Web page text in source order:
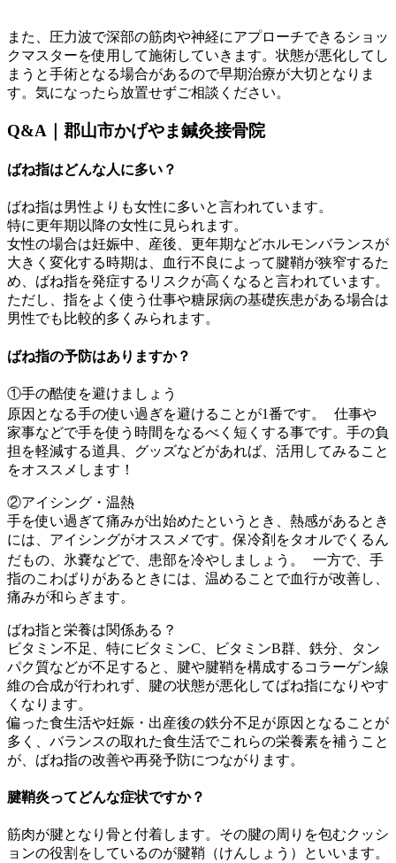
また、圧力波で深部の筋肉や神経にアプローチできるショッ
クマスターを使用して施術していきます。状態が悪化してし
まうと手術となる場合があるので早期治療が大切となりま
す。気になったら放置せずご相談ください。
Q&A｜郡山市かげやま鍼灸接骨院
ばね指はどんな人に多い？
ばね指は男性よりも女性に多いと言われています。
特に更年期以降の女性に見られます。
女性の場合は妊娠中、産後、更年期などホルモンバランスが
大きく変化する時期は、血行不良によって腱鞘が狭窄するた
め、ばね指を発症するリスクが高くなると言われています。
ただし、指をよく使う仕事や糖尿病の基礎疾患がある場合は
男性でも比較的多くみられます。
ばね指の予防はありますか？
①手の酷使を避けましょう
原因となる手の使い過ぎを避けることが1番です。 仕事や
家事などで手を使う時間をなるべく短くする事です。手の負
担を軽減する道具、グッズなどがあれば、活用してみること
をオススメします！
②アイシング・温熱
手を使い過ぎて痛みが出始めたというとき、熱感があるとき
には、アイシングがオススメです。保冷剤をタオルでくるん
だもの、氷嚢などで、患部を冷やしましょう。 一方で、手
指のこわばりがあるときには、温めることで血行が改善し、
痛みが和らぎます。
ばね指と栄養は関係ある？
ビタミン不足、特にビタミンC、ビタミンB群、鉄分、タン
パク質などが不足すると、腱や腱鞘を構成するコラーゲン線
維の合成が行われず、腱の状態が悪化してばね指になりやす
くなります。
偏った食生活や妊娠・出産後の鉄分不足が原因となることが
多く、バランスの取れた食生活でこれらの栄養素を補うこと
が、ばね指の改善や再発予防につながります。
腱鞘炎ってどんな症状ですか？
筋肉が腱となり骨と付着します。その腱の周りを包むクッシ
ョンの役割をしているのが腱鞘（けんしょう）といいます。